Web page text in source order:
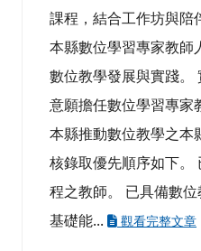
課程，結合工作坊與陪
本縣數位學習專家教師
數位教學發展與實踐。
意願擔任數位學習專家
本縣推動數位教學之本
核錄取優先順序如下。
程之教師。 已具備數
基礎能...
觀看完整文章